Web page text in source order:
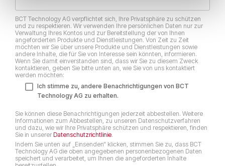
BCT Technology AG verpflichtet sich, Ihre Privatsphäre zu schützen
und zu respektieren. Wir verwenden Ihre persönlichen Daten nur zur
Verwaltung Ihres Kontos und zur Bereitstellung der von Ihnen
angeforderten Produkte und Dienstleistungen. Von Zeit zu Zeit
möchten wir Sie über unsere Produkte und Dienstleistungen sowie
andere Inhalte, die für Sie von Interesse sein könnten, informieren.
Wenn Sie damit einverstanden sind, dass wir Sie zu diesem Zweck
kontaktieren, geben Sie bitte unten an, wie Sie von uns kontaktiert
werden möchten:
Ich stimme zu, andere Benachrichtigungen von BCT
Technology AG zu erhalten.
Sie können diese Benachrichtigungen jederzeit abbestellen. Weitere
Informationen zum Abbestellen, zu unseren Datenschutzverfahren
und dazu, wie wir Ihre Privatsphäre schützen und respektieren, finden
Sie in unserer Datenschutzrichtlinie.
Indem Sie unten auf „Einsenden“ klicken, stimmen Sie zu, dass BCT
Technology AG die oben angegebenen personenbezogenen Daten
speichert und verarbeitet, um Ihnen die angeforderten Inhalte